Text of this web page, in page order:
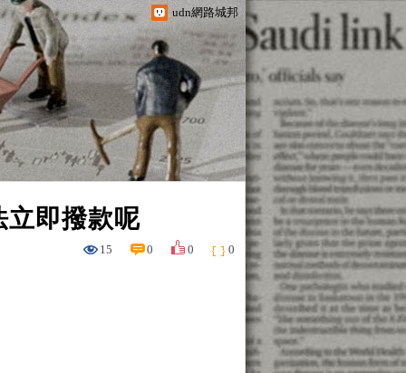
udn網路城邦
立即撥款呢
15 0 0 0